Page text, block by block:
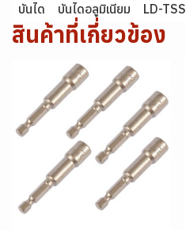
บันได บันไดอลูมิเนียม LD-TSS
สินค้าที่เกี่ยวข้อง